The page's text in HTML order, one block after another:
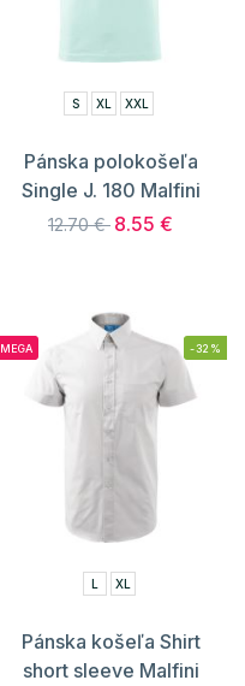
S XL XXL
Pánska polokošeľa
Single J. 180 Malfini
12.70 € 8.55 €
MEGA -32%
L XL
Pánska košeľa Shirt
short sleeve Malfini